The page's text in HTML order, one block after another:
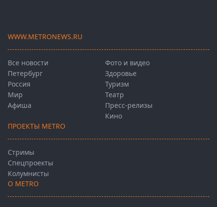
WWW.METRONEWS.RU
Все новости
Петербург
Россия
Мир
Афиша
Фото и видео
Здоровье
Туризм
Театр
Пресс-релизы
Кино
ПРОЕКТЫ METRO
Стримы
Спецпроекты
Колумнисты
О METRO